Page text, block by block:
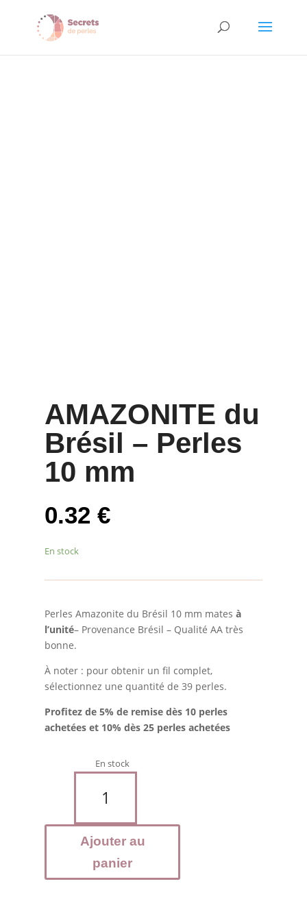
AMAZONITE du
Brésil – Perles
10 mm
0.32 €
En stock
Perles Amazonite du Brésil 10 mm mates à
l’unité– Provenance Brésil – Qualité AA très
bonne.
À noter : pour obtenir un fil complet,
sélectionnez une quantité de 39 perles.
Profitez de 5% de remise dès 10 perles
achetées et 10% dès 25 perles achetées
En stock
du
Brésil
Perles
Ajouter au
panier